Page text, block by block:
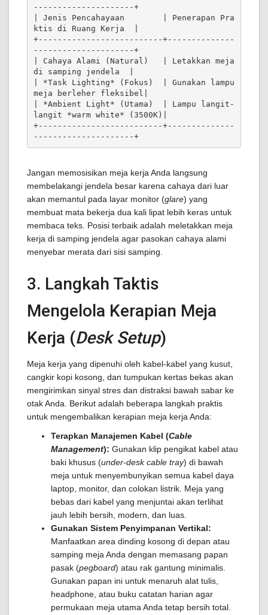
---------------------+
| Jenis Pencahayaan        | Penerapan Pra
ktis di Ruang Kerja  |
+--------------------------+--------------
---------------------+
| Cahaya Alami (Natural)   | Letakkan meja
di samping jendela  |
| *Task Lighting* (Fokus)  | Gunakan lampu
meja berleher fleksibel|
| *Ambient Light* (Utama)  | Lampu langit-
langit *warm white* (3500K)|
+--------------------------+--------------
---------------------+
Jangan memosisikan meja kerja Anda langsung
membelakangi jendela besar karena cahaya dari luar
akan memantul pada layar monitor (glare) yang
membuat mata bekerja dua kali lipat lebih keras untuk
membaca teks. Posisi terbaik adalah meletakkan meja
kerja di samping jendela agar pasokan cahaya alami
menyebar merata dari sisi samping.
3. Langkah Taktis
Mengelola Kerapian Meja
Kerja (Desk Setup)
Meja kerja yang dipenuhi oleh kabel-kabel yang kusut,
cangkir kopi kosong, dan tumpukan kertas bekas akan
mengirimkan sinyal stres dan distraksi bawah sabar ke
otak Anda. Berikut adalah beberapa langkah praktis
untuk mengembalikan kerapian meja kerja Anda:
Terapkan Manajemen Kabel (Cable
Management): Gunakan klip pengikat kabel atau
baki khusus (under-desk cable tray) di bawah
meja untuk menyembunyikan semua kabel daya
laptop, monitor, dan colokan listrik. Meja yang
bebas dari kabel yang menjuntai akan terlihat
jauh lebih bersih, modern, dan luas.
Gunakan Sistem Penyimpanan Vertikal:
Manfaatkan area dinding kosong di depan atau
samping meja Anda dengan memasang papan
pasak (pegboard) atau rak gantung minimalis.
Gunakan papan ini untuk menaruh alat tulis,
headphone, atau buku catatan harian agar
permukaan meja utama Anda tetap bersih total.